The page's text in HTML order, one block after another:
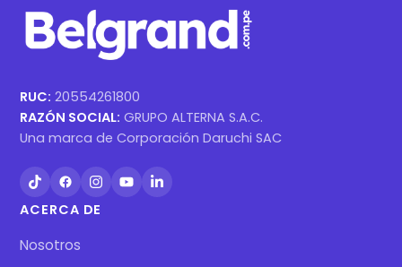
RUC: 20554261800
RAZÓN SOCIAL: GRUPO ALTERNA S.A.C.
Una marca de Corporación Daruchi SAC
ACERCA DE
Nosotros